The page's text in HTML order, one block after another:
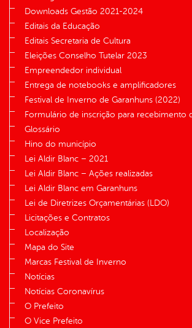
Downloads Gestão 2021-2024
Editais da Educação
Editais Secretaria de Cultura
Eleições Conselho Tutelar 2023
Empreendedor individual
Entrega de notebooks e amplificadores
Festival de Inverno de Garanhuns (2022)
Formulário de inscrição para recebimento
Glossário
Hino do município
Lei Aldir Blanc – 2021
Lei Aldir Blanc – Ações realizadas
Lei Aldir Blanc em Garanhuns
Lei de Diretrizes Orçamentárias (LDO)
Licitações e Contratos
Localização
Mapa do Site
Marcas Festival de Inverno
Notícias
Notícias Coronavírus
O Prefeito
O Vice Prefeito